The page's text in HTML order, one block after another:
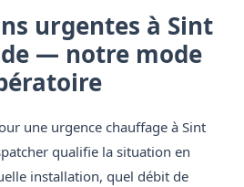
urgentes à Sint
— notre mode
une urgence chauffage à Sint
qualifie la situation en
installation, quel débit de